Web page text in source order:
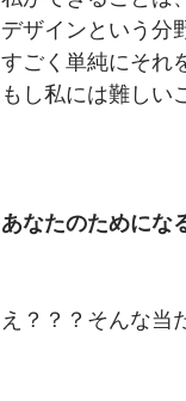
デザインという分
すごく単純にそれ
もし私には難しい
あなたのためにな
え？？？そんな当